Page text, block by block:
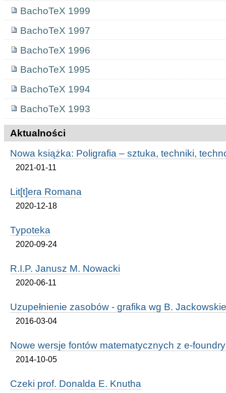
BachoTeX 1999
BachoTeX 1997
BachoTeX 1996
BachoTeX 1995
BachoTeX 1994
BachoTeX 1993
Aktualności
Nowa książka: Poligrafia – sztuka, techniki,
2021-01-11
Lit[t]era Romana
2020-12-18
Typoteka
2020-09-24
R.I.P. Janusz M. Nowacki
2020-06-11
Uzupełnienie zasobów - grafika wg B.
2016-03-04
Nowe wersje fontów matematycznych z e-
2014-10-05
Czeki prof. Donalda E. Knutha